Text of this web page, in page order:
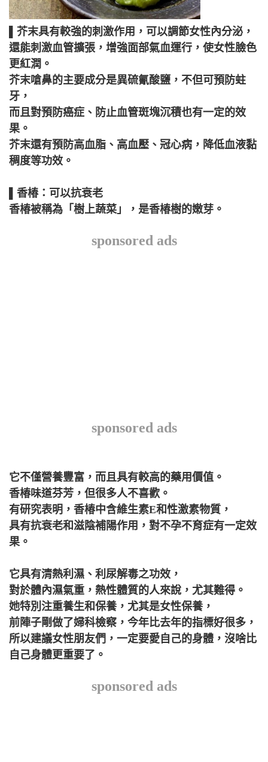
▌芥末具有較強的刺激作用，可以調節女性內分泌，
還能刺激血管擴張，增強面部氣血運行，使女性臉色
更紅潤。
芥末嗆鼻的主要成分是異硫氰酸鹽，不但可預防蛀
牙，
而且對預防癌症、防止血管斑塊沉積也有一定的效
果。
芥末還有預防高血脂、高血壓、冠心病，降低血液黏
稠度等功效。
▌香椿：可以抗衰老
香椿被稱為「樹上蔬菜」，是香椿樹的嫩芽。
sponsored ads
sponsored ads
它不僅營養豐富，而且具有較高的藥用價值。
香椿味道芬芳，但很多人不喜歡。
有研究表明，香椿中含維生素E和性激素物質，
具有抗衰老和滋陰補陽作用，對不孕不育症有一定效
果。
它具有清熱利濕、利尿解毒之功效，
對於體內濕氣重，熱性體質的人來說，尤其難得。
她特別注重養生和保養，尤其是女性保養，
前陣子剛做了婦科檢察，今年比去年的指標好很多，
所以建議女性朋友們，一定要愛自己的身體，沒啥比
自己身體更重要了。
sponsored ads